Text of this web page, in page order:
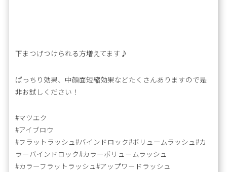
下まつげつけられる方増えてます♪
ぱっちり効果、中顔面短縮効果などたくさんありますので是
非お試しください！
#マツエク
#アイブロウ
#フラットラッシュ#バインドロック#ボリュームラッシュ#カ
ラーバインドロック#カラーボリュームラッシュ
#カラーフラットラッシュ#アップワードラッシュ